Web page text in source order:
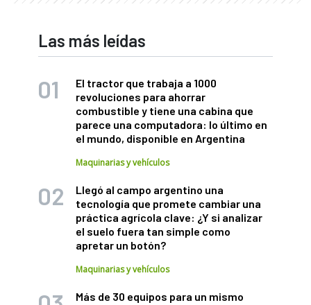
Las más leídas
El tractor que trabaja a 1000
revoluciones para ahorrar
combustible y tiene una cabina que
parece una computadora: lo último en
el mundo, disponible en Argentina
Maquinarias y vehículos
Llegó al campo argentino una
tecnología que promete cambiar una
práctica agrícola clave: ¿Y si analizar
el suelo fuera tan simple como
apretar un botón?
Maquinarias y vehículos
Más de 30 equipos para un mismo